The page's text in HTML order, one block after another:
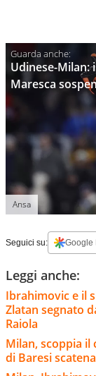
Udinese-Milan:
Maresca
Ansa
Seguici su: Google
Leggi anche:
Ibrahimovic e il
Zlatan segnato
Raiola
Milan, scoppia il
di Baresi